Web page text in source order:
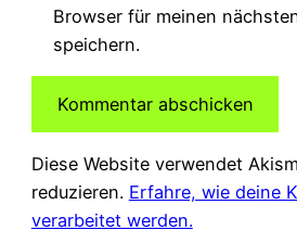
Browser für meinen
speichern.
Diese Website verwendet
reduzieren. Erfahre, wie deine
verarbeitet werden.